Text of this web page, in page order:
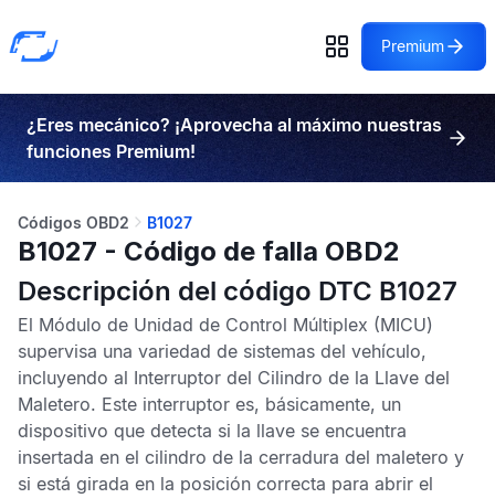
Premium
¿Eres mecánico? ¡Aprovecha al máximo nuestras
funciones Premium!
Códigos OBD2 B1027
B1027 - Código de falla OBD2
Descripción del código DTC B1027
El Módulo de Unidad de Control Múltiplex (MICU)
supervisa una variedad de sistemas del vehículo,
incluyendo al Interruptor del Cilindro de la Llave del
Maletero. Este interruptor es, básicamente, un
dispositivo que detecta si la llave se encuentra
insertada en el cilindro de la cerradura del maletero y
si está girada en la posición correcta para abrir el